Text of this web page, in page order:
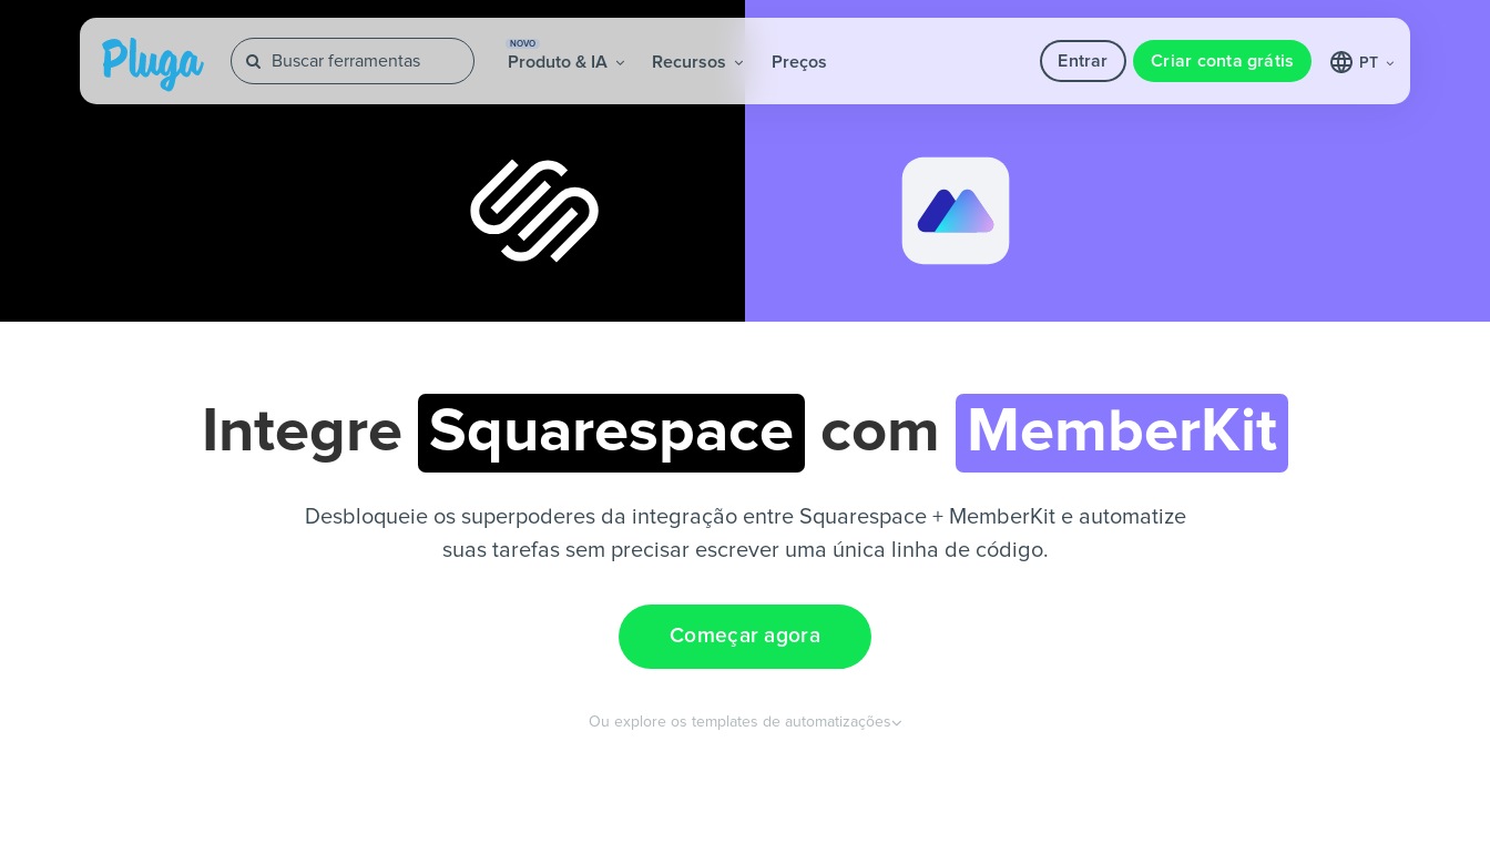
NOVO
Produto & IA Recursos Preços Entrar Criar conta grátis PT
Integre Squarespace com MemberKit
Desbloqueie os superpoderes da integração entre Squarespace + MemberKit e automatize
suas tarefas sem precisar escrever uma única linha de código.
Começar agora
Ou explore os templates de automatizações